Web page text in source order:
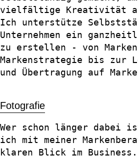
vielfältige Kreativität
Ich unterstütze
Unternehmen ein
zu erstellen - von
Markenstrategie bis zur
und Übertragung auf
Fotografie
Wer schon länger dabei
ich mit meiner
klaren Blick im Business.